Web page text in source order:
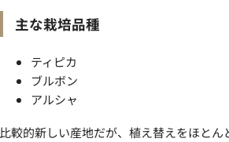
主な栽培品種
ティピカ
ブルボン
アルシャ
比較的新しい産地だが、植え替えをほと